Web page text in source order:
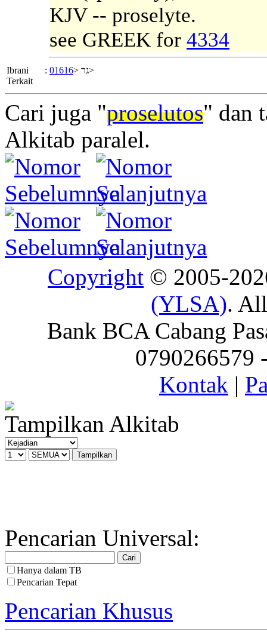
KJV -- proselyte.
see GREEK for 4334
Ibrani
Terkait
: גר <01616 >
Cari juga "proselutos" dan
Alkitab paralel.
Copyright © 2005-
(YLSA).
Bank BCA Cabang
0790266579
Kontak |
Tampilkan Alkitab
Pencarian Universal:
Hanya dalam TB
Pencarian Tepat
Pencarian Khusus